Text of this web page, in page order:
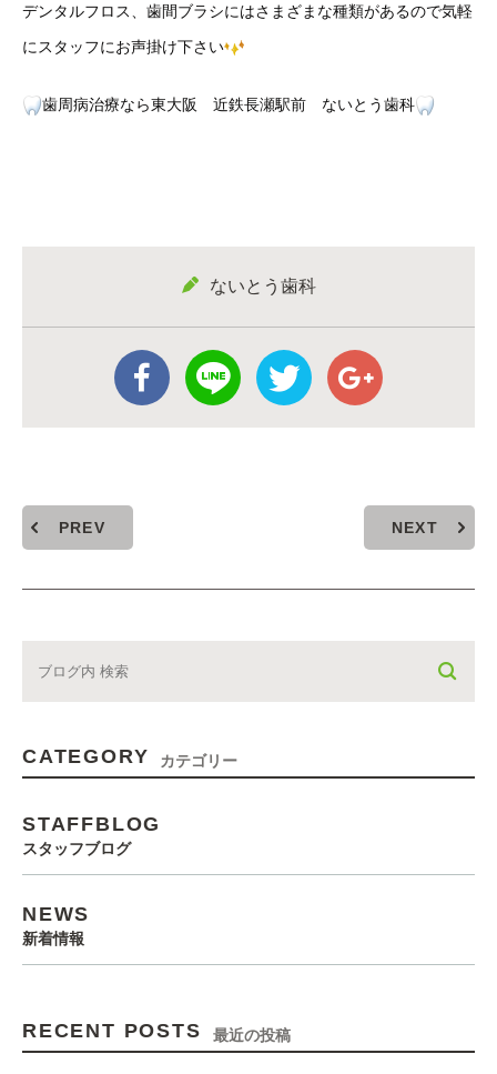
デンタルフロス、歯間ブラシにはさまざまな種類があるので気軽
にスタッフにお声掛け下さい
歯周病治療なら東大阪 近鉄長瀬駅前 ないとう歯科
ないとう歯科
PREV NEXT
CATEGORY カテゴリー
STAFFBLOG
スタッフブログ
NEWS
新着情報
RECENT POSTS 最近の投稿